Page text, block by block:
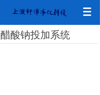
醋酸钠投加系统